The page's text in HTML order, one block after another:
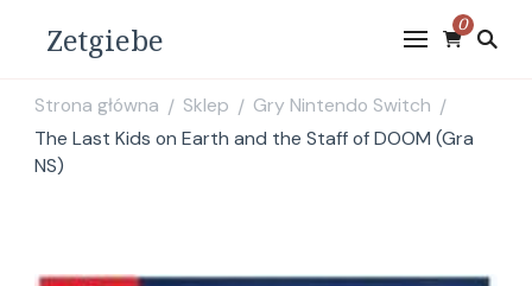
Zetgiebe 0
Strona główna / Sklep / Gry Nintendo Switch /
The Last Kids on Earth and the Staff of DOOM (Gra
NS)